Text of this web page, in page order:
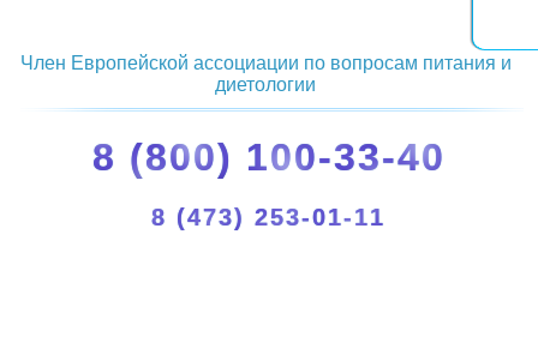
Член Европейской ассоциации по вопросам питания и
диетологии
8 (800) 100-33-40
8 (473) 253-01-11